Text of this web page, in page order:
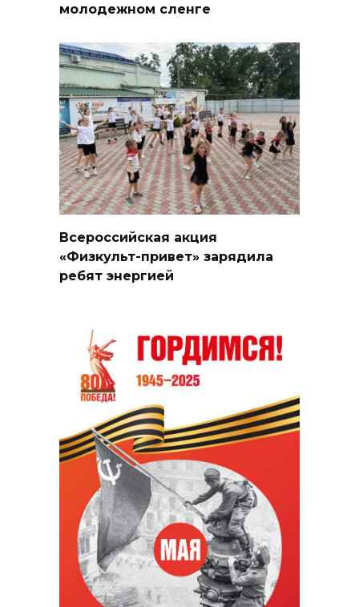
молодежном сленге
Всероссийская акция
«Физкульт-привет» зарядила
ребят энергией